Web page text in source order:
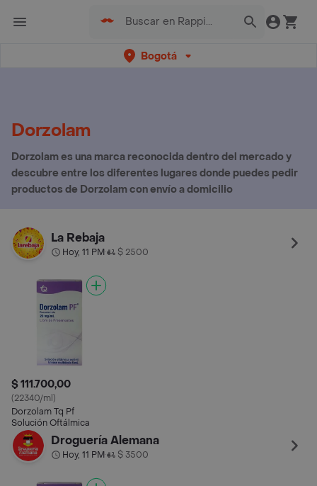
Bogotá
Dorzolam
Dorzolam es una marca reconocida dentro del mercado y
descubre entre los diferentes lugares donde puedes pedir
productos de Dorzolam con envío a domicilio
La Rebaja
Hoy, 11 PM• $ 2500
$ 111.700,00
(22340/ml)
Dorzolam Tq Pf
Solución Oftálmica
Droguería Alemana
Hoy, 11 PM• $ 3500